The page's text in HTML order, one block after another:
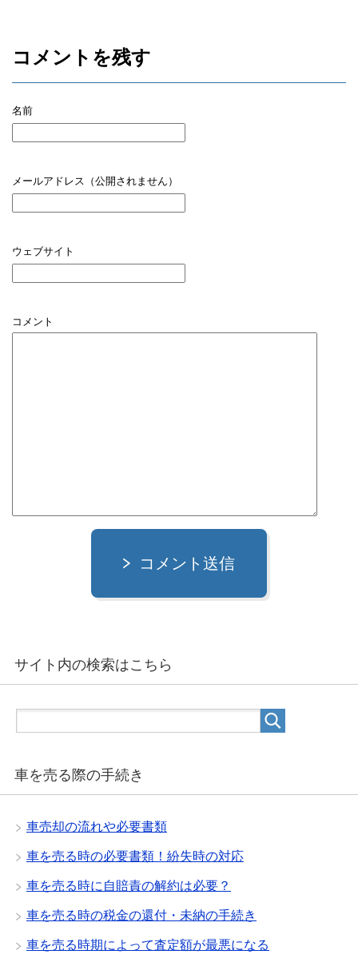
コメントを残す
名前
メールアドレス（公開されません）
ウェブサイト
コメント
コメント送信
サイト内の検索はこちら
車を売る際の手続き
車売却の流れや必要書類
車を売る時の必要書類！紛失時の対応
車を売る時に自賠責の解約は必要？
車を売る時の税金の還付・未納の手続き
車を売る時期によって査定額が最悪になる